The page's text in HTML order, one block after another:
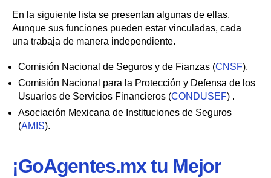
En la siguiente lista se presentan algunas de ellas.
Aunque sus funciones pueden estar vinculadas, cada
una trabaja de manera independiente.
Comisión Nacional de Seguros y de Fianzas (CNSF).
Comisión Nacional para la Protección y Defensa de los
Usuarios de Servicios Financieros (CONDUSEF) .
Asociación Mexicana de Instituciones de Seguros
(AMIS).
¡GoAgentes.mx tu Mejor